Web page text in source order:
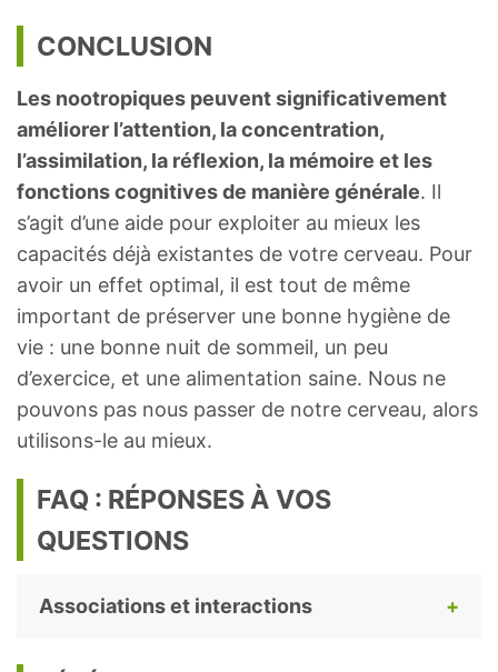
CONCLUSION
Les nootropiques peuvent significativement
améliorer l’attention, la concentration,
l’assimilation, la réflexion, la mémoire et les
fonctions cognitives de manière générale. Il
s’agit d’une aide pour exploiter au mieux les
capacités déjà existantes de votre cerveau. Pour
avoir un effet optimal, il est tout de même
important de préserver une bonne hygiène de
vie : une bonne nuit de sommeil, un peu
d’exercice, et une alimentation saine. Nous ne
pouvons pas nous passer de notre cerveau, alors
utilisons-le au mieux.
FAQ : RÉPONSES À VOS
QUESTIONS
Associations et interactions